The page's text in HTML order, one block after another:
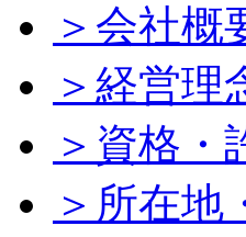
＞会社概
＞経営理
＞資格・
＞所在地